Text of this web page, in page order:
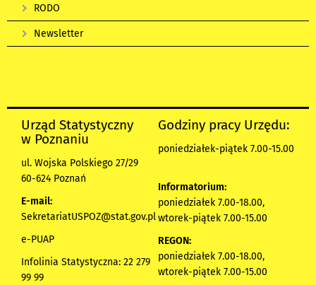
RODO
Newsletter
Urząd Statystyczny
w Poznaniu
ul. Wojska Polskiego 27/29
60-624 Poznań
E-mail:
SekretariatUSPOZ@stat.gov.pl
e-PUAP
Infolinia Statystyczna: 22 279
99 99
Godziny pracy Urzędu:
poniedziałek-piątek 7.00-15.00
Informatorium:
poniedziałek 7.00-18.00,
wtorek-piątek 7.00-15.00
REGON:
poniedziałek 7.00-18.00,
wtorek-piątek 7.00-15.00